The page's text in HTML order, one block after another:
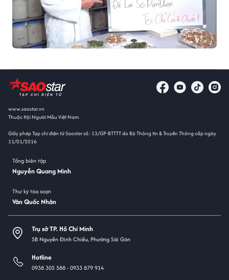
www.saostar.vn
Thuộc Hội Người Mẫu Việt Nam
Giấy phép Tạp chí điện tử Saostar số: 13/GP-BTTTT do Bộ Thông tin & Truyền Thông cấp ngày
11/01/2016
Tổng biên tập
Nguyễn Quang Minh
Thư ký tòa soạn
Văn Quốc Nhân
Trụ sở TP. Hồ Chí Minh
5B Nguyễn Đình Chiểu, Phường Sài Gòn
Hotline
0938 305 588 -0933 879 914